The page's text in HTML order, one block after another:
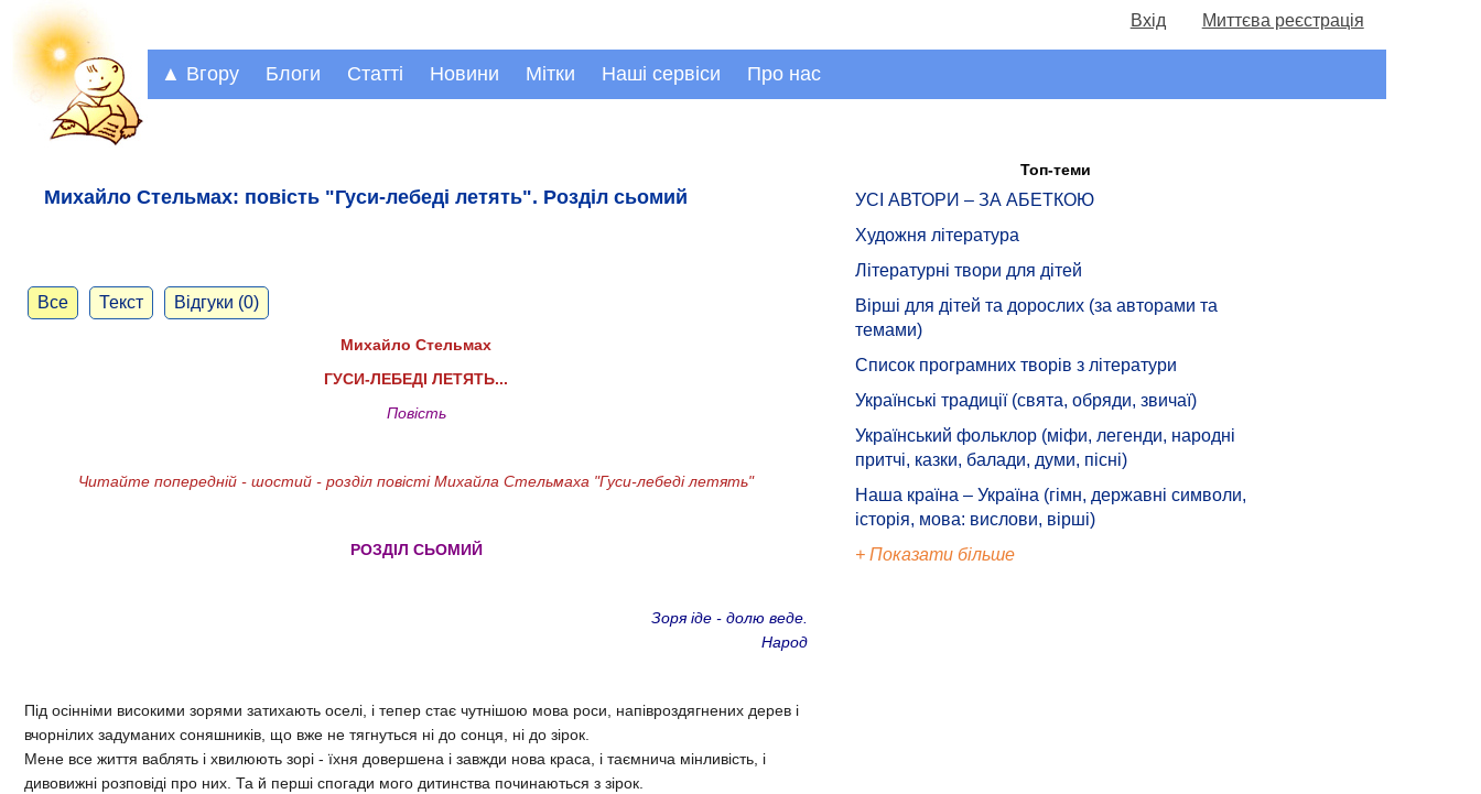
Вхід Миттєва реєстрація
▲ Вгору Блоги Статті Новини Мітки Наші сервіси Про нас
Михайло Стельмах: повість "Гуси-лебеді летять". Розділ сьомий
Все Текст Відгуки (0)
Михайло Стельмах
ГУСИ-ЛЕБЕДI ЛЕТЯТЬ...
Повість
Читайте попередній - шостий - розділ повісті Михайла Стельмаха "Гуси-лебеді летять"
РОЗДIЛ СЬОМИЙ
Зоря iде - долю веде.
Народ
Пiд осiннiми високими зорями затихають оселi, i тепер стає чутнiшою мова роси, напiвроздягнених дерев i
вчорнiлих задуманих соняшникiв, що вже не тягнуться нi до сонця, нi до зiрок.
Мене все життя ваблять i хвилюють зорi - їхня довершена i завжди нова краса, i таємнича мiнливiсть, i
дивовижнi розповiдi про них. Та й першi спогади мого дитинства починаються з зiрок.
Топ-теми
УСІ АВТОРИ – ЗА АБЕТКОЮ
Художня література
Літературні твори для дітей
Вірші для дітей та дорослих (за авторами та
темами)
Список програмних творів з літератури
Українські традиції (свята, обряди, звичаї)
Український фольклор (міфи, легенди, народні
притчі, казки, балади, думи, пісні)
Наша країна – Україна (гімн, державні символи,
історія, мова: вислови, вірші)
+ Показати більше